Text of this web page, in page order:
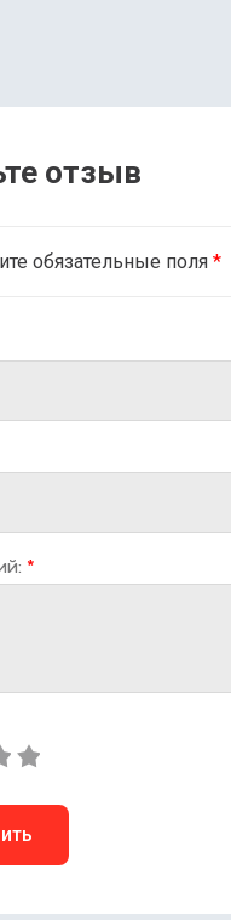
отзыв
обязательные поля *
*